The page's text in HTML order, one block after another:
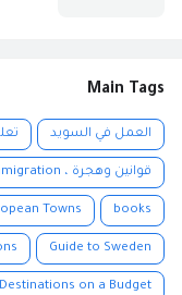
Main Tags
العمل في السويد
قوانين وهجرة ، Laws & Immigration
books
Towns
Guide to Sweden
on a Budget